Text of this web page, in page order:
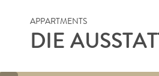
APPARTMENTS
DIE